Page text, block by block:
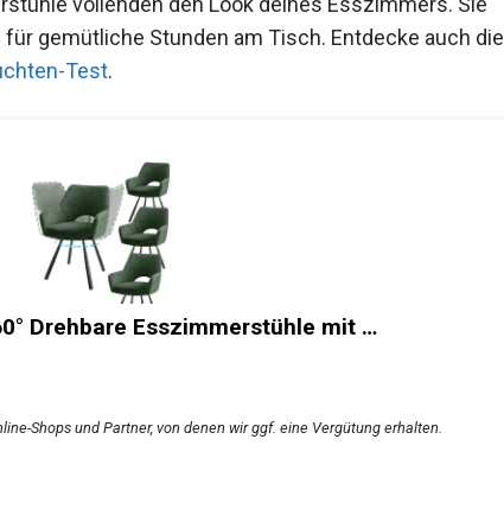
gemütliche Stunden am Tisch. Entdecke auch die
Test.
Drehbare Esszimmerstühle mit …
Shops und Partner, von denen wir ggf. eine Vergütung erhalten.